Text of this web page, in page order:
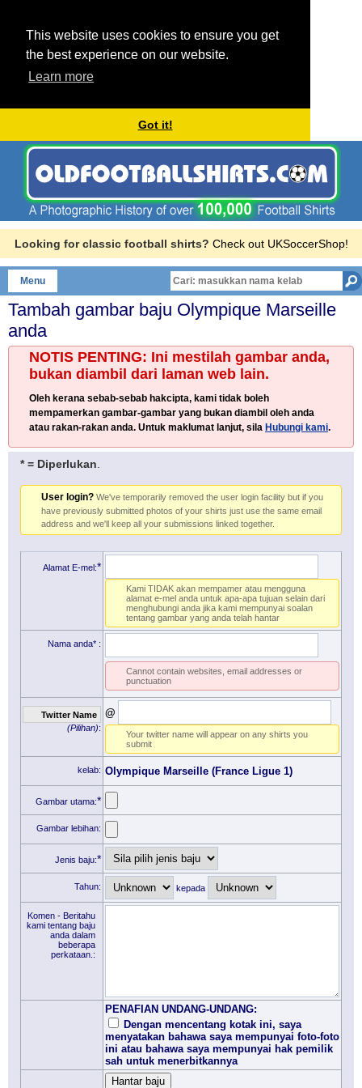
This website uses cookies to ensure you get
the best experience on our website.
Learn more
Got it!
Looking for classic football shirts? Check out UKSoccerShop!
Menu
Tambah gambar baju Olympique Marseille
anda
NOTIS PENTING: Ini mestilah gambar anda,
bukan diambil dari laman web lain.
Oleh kerana sebab-sebab hakcipta, kami tidak boleh
mempamerkan gambar-gambar yang bukan diambil oleh anda
atau rakan-rakan anda. Untuk maklumat lanjut, sila Hubungi kami.
* = Diperlukan
User login? We've temporarily removed the user login facility but if you
have previously submitted photos of your shirts just use the same email
address and we'll keep all your submissions linked together.
Alamat E-mel:*
Kami TIDAK akan mempamer atau mengguna
alamat e-mel anda untuk apa-apa tujuan selain dari
menghubungi anda jika kami mempunyai soalan
tentang gambar yang anda telah hantar
Nama anda* :
Cannot contain websites, email addresses or
punctuation
Twitter Name
(Pilihan):
@
Your twitter name will appear on any shirts you
submit
kelab: Olympique Marseille (France Ligue 1)
Gambar utama:*
Gambar lebihan:
Jenis baju:*
Tahun: kepada
Komen - Beritahu
kami tentang baju
anda dalam
beberapa
perkataan.:
PENAFIAN UNDANG-UNDANG:
Dengan mencentang kotak ini, saya
menyatakan bahawa saya mempunyai foto-foto
ini atau bahawa saya mempunyai hak pemilik
sah untuk menerbitkannya